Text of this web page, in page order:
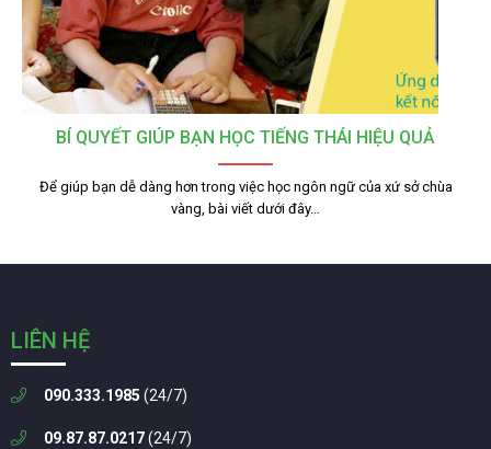
BÍ QUYẾT GIÚP BẠN HỌC TIẾNG THÁI HIỆU QUẢ
Để giúp bạn dễ dàng hơn trong việc học ngôn ngữ của xứ sở chùa
vàng, bài viết dưới đây…
LIÊN HỆ
090.333.1985 (24/7)
09.87.87.0217(24/7)